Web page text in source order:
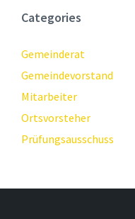
Categories
Gemeinderat
Gemeindevorstand
Mitarbeiter
Ortsvorsteher
Prüfungsausschuss